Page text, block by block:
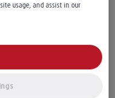
d’une nouvelle
usage, and assist in our